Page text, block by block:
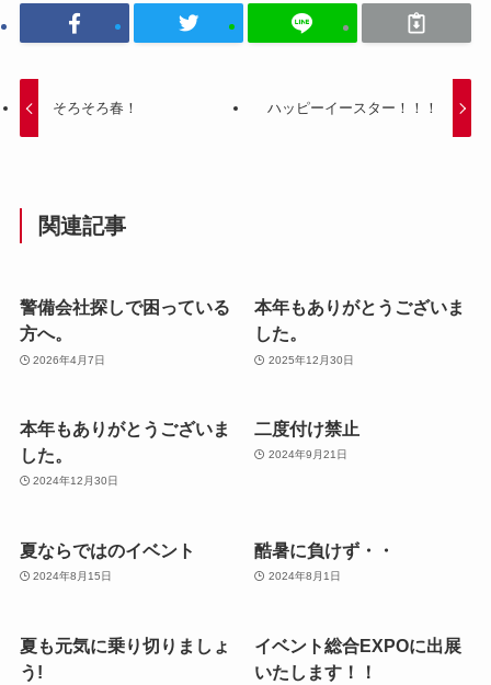
そろそろ春！ ハッピーイースター！！！
関連記事
警備会社探しで困っている
方へ。
2026年4月7日
本年もありがとうございま
した。
2025年12月30日
本年もありがとうございま
した。
2024年12月30日
二度付け禁止
2024年9月21日
夏ならではのイベント
2024年8月15日
酷暑に負けず・・
2024年8月1日
夏も元気に乗り切りましょ
う!
イベント総合EXPOに出展
いたします！！